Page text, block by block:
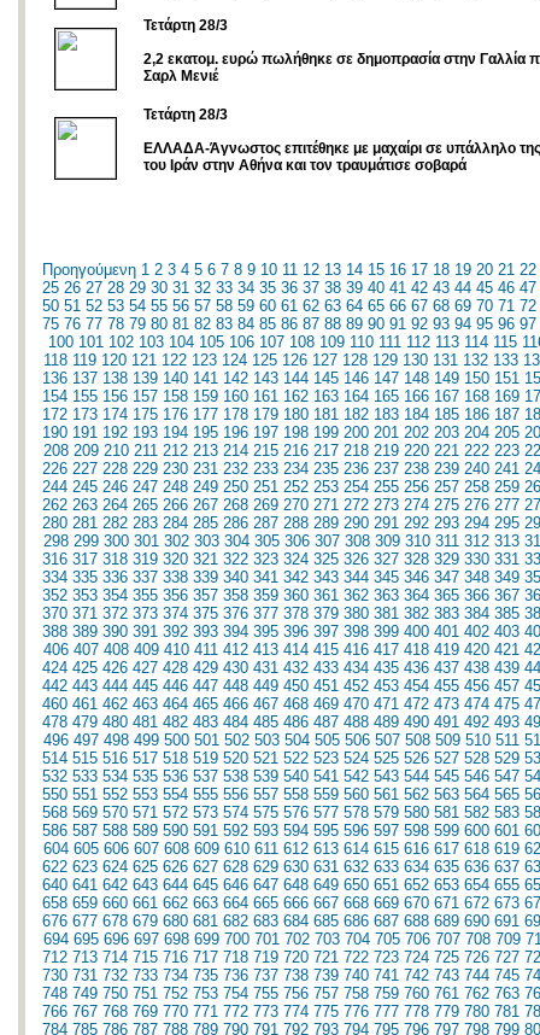
Τετάρτη 28/3
2,2 εκατομ. ευρώ πωλήθηκε σε δημοπρασία στην Γαλλία
Σαρλ Μενιέ
Τετάρτη 28/3
ΕΛΛΑΔΑ-Άγνωστος επιτέθηκε με μαχαίρι σε υπάλληλο
του Ιράν στην Αθήνα και τον τραυμάτισε σοβαρά
Προηγούμενη 1 2 3 4 5 6 7 8 9 10 11 12 13 14 15 16 17 18 19 20 21 22
25 26 27 28 29 30 31 32 33 34 35 36 37 38 39 40 41 42 43 44 45 46 47
50 51 52 53 54 55 56 57 58 59 60 61 62 63 64 65 66 67 68 69 70 71 72
75 76 77 78 79 80 81 82 83 84 85 86 87 88 89 90 91 92 93 94 95 96 97
100 101 102 103 104 105 106 107 108 109 110 111 112 113 114 115
118 119 120 121 122 123 124 125 126 127 128 129 130 131 132 133
136 137 138 139 140 141 142 143 144 145 146 147 148 149 150 151
154 155 156 157 158 159 160 161 162 163 164 165 166 167 168 169
172 173 174 175 176 177 178 179 180 181 182 183 184 185 186 187
190 191 192 193 194 195 196 197 198 199 200 201 202 203 204 205
208 209 210 211 212 213 214 215 216 217 218 219 220 221 222 223
226 227 228 229 230 231 232 233 234 235 236 237 238 239 240 241
244 245 246 247 248 249 250 251 252 253 254 255 256 257 258 259
262 263 264 265 266 267 268 269 270 271 272 273 274 275 276 277
280 281 282 283 284 285 286 287 288 289 290 291 292 293 294 295
298 299 300 301 302 303 304 305 306 307 308 309 310 311 312 313
316 317 318 319 320 321 322 323 324 325 326 327 328 329 330 331
334 335 336 337 338 339 340 341 342 343 344 345 346 347 348 349
352 353 354 355 356 357 358 359 360 361 362 363 364 365 366 367
370 371 372 373 374 375 376 377 378 379 380 381 382 383 384 385
388 389 390 391 392 393 394 395 396 397 398 399 400 401 402 403
406 407 408 409 410 411 412 413 414 415 416 417 418 419 420 421
424 425 426 427 428 429 430 431 432 433 434 435 436 437 438 439
442 443 444 445 446 447 448 449 450 451 452 453 454 455 456 457
460 461 462 463 464 465 466 467 468 469 470 471 472 473 474 475
478 479 480 481 482 483 484 485 486 487 488 489 490 491 492 493
496 497 498 499 500 501 502 503 504 505 506 507 508 509 510 511
514 515 516 517 518 519 520 521 522 523 524 525 526 527 528 529
532 533 534 535 536 537 538 539 540 541 542 543 544 545 546 547
550 551 552 553 554 555 556 557 558 559 560 561 562 563 564 565
568 569 570 571 572 573 574 575 576 577 578 579 580 581 582 583
586 587 588 589 590 591 592 593 594 595 596 597 598 599 600 601
604 605 606 607 608 609 610 611 612 613 614 615 616 617 618 619
622 623 624 625 626 627 628 629 630 631 632 633 634 635 636 637
640 641 642 643 644 645 646 647 648 649 650 651 652 653 654 655
658 659 660 661 662 663 664 665 666 667 668 669 670 671 672 673
676 677 678 679 680 681 682 683 684 685 686 687 688 689 690 691
694 695 696 697 698 699 700 701 702 703 704 705 706 707 708 709
712 713 714 715 716 717 718 719 720 721 722 723 724 725 726 727
730 731 732 733 734 735 736 737 738 739 740 741 742 743 744 745
748 749 750 751 752 753 754 755 756 757 758 759 760 761 762 763
766 767 768 769 770 771 772 773 774 775 776 777 778 779 780 781
784 785 786 787 788 789 790 791 792 793 794 795 796 797 798 799